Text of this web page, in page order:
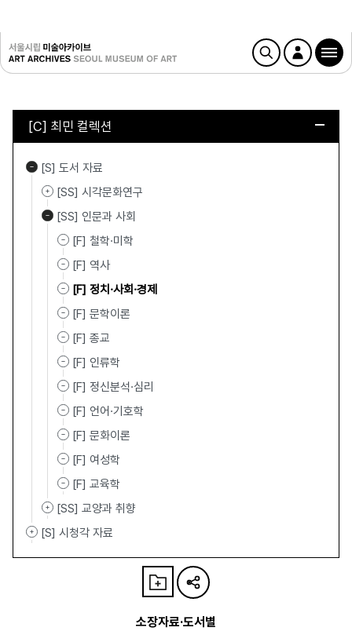
[C] 최민 컬렉션
[S] 도서 자료
[SS] 시각문화연구
[SS] 인문과 사회
[F] 철학·미학
[F] 역사
[F] 정치·사회·경제
[F] 문학이론
[F] 종교
[F] 인류학
[F] 정신분석·심리
[F] 언어·기호학
[F] 문화이론
[F] 여성학
[F] 교육학
[SS] 교양과 취향
[S] 시청각 자료
소장자료·도서별